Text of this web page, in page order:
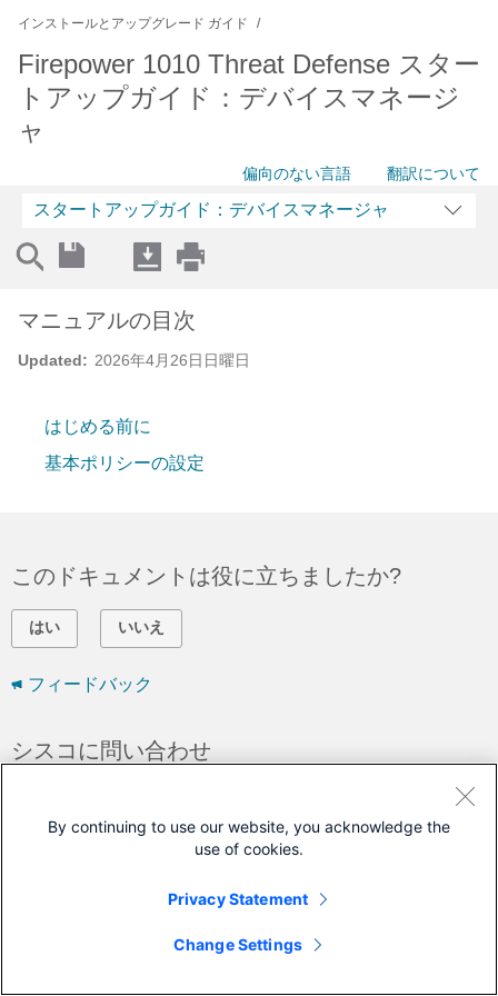
インストールとアップグレード ガイド
Firepower 1010 Threat Defense スター
トアップガイド：デバイスマネージ
ャ
偏向のない言語 翻訳について
スタートアップガイド：デバイスマネージャ
Updated: 2026年4月26日日曜日
マニュアルの目次
はじめる前に
基本ポリシーの設定
このドキュメントは役に立ちましたか?
はい いいえ
フィードバック
シスコに問い合わせ
シスコ サービス契約が必要です。)
By continuing to use our website, you acknowledge the
use of cookies.
Privacy Statement
Change Settings